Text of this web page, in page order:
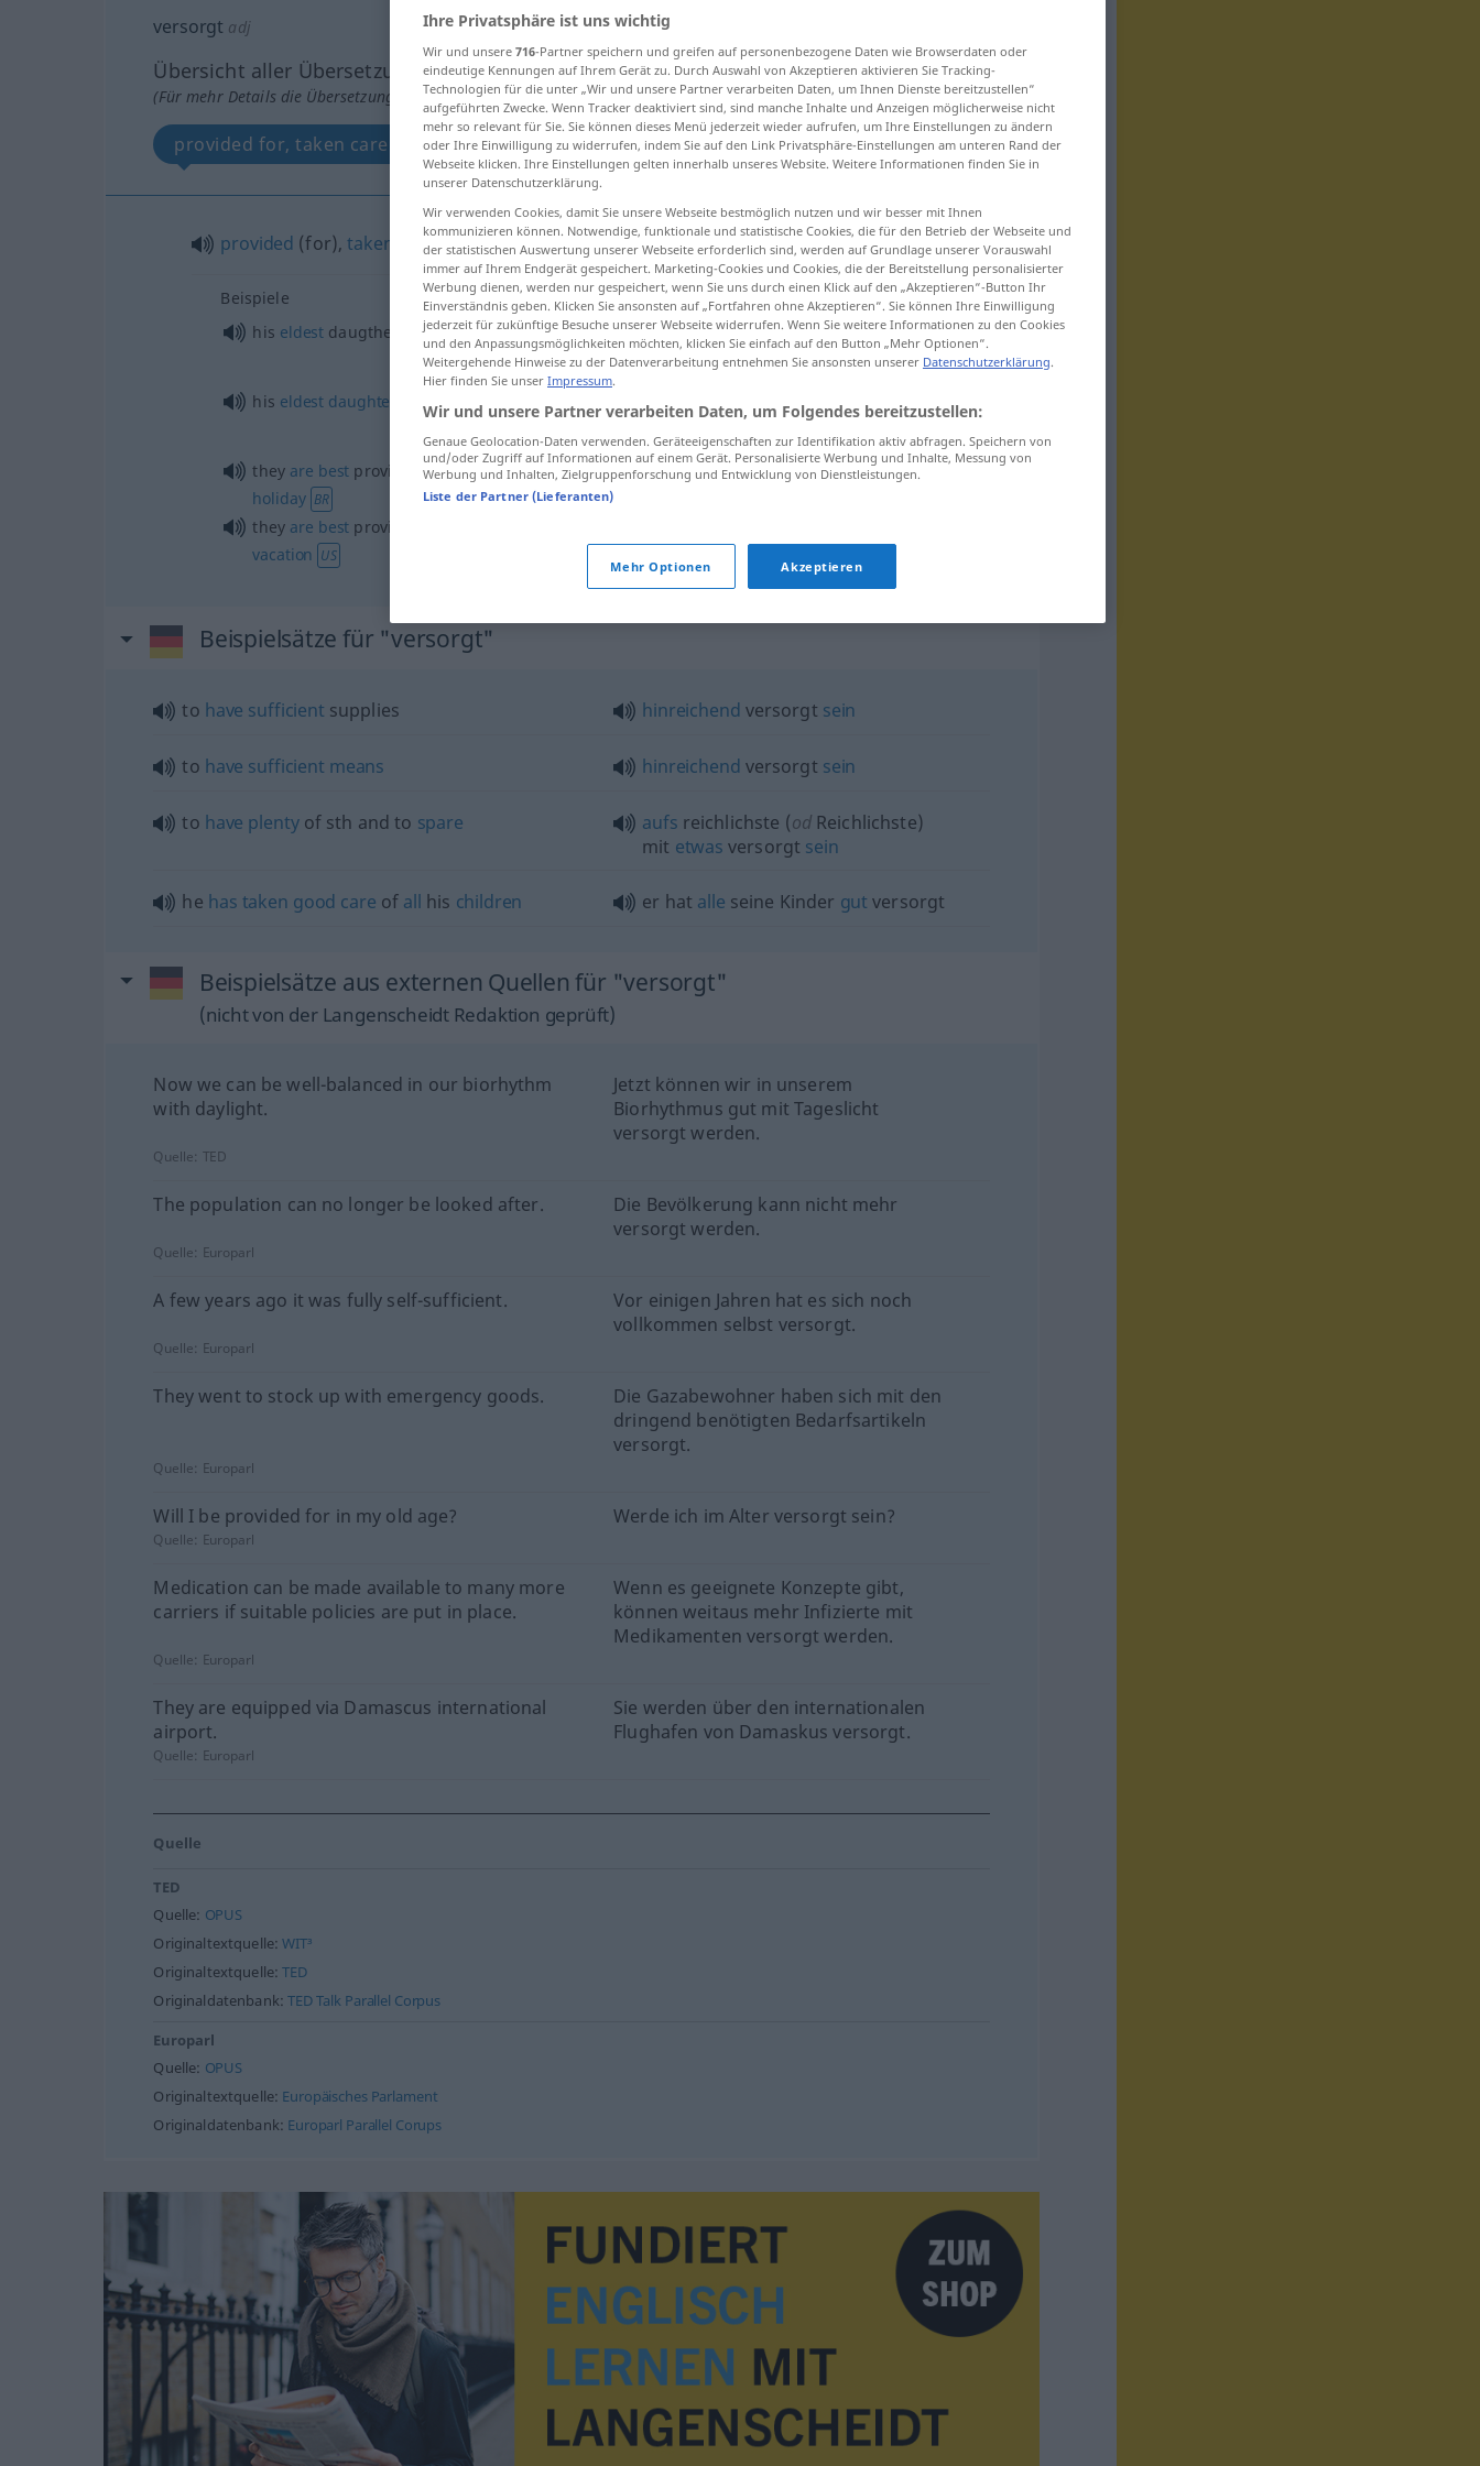
versorgt adj
Übersicht aller Übersetzungen
(Für mehr Details die Übersetzung anklicken/antippen)
provided for, taken care of
provided (for),taken careof versorgt
Beispiele
his eldest daugther is welltaken care of seineÄltesteistgut versorgt durch
Heirat
his eldest daughter well provided for gut
versorgt
they are best provided for there on their
holiday BR
they are best provided for there on their
vacation US
dort sind sie imUrlaubam besten
Beispielsätze für "versorgt"
to have sufficient supplies hinreichend versorgt sein
to have sufficient means hinreichend versorgt sein
to have plentyofsth and to spare aufs reichlichste (odReichlichste)
mit etwas versorgt sein
he has taken good care of all his children er hat alle seine Kinder gut versorgt
Beispielsätze aus externen Quellen für "versorgt"
(nicht von der Langenscheidt Redaktion geprüft)
Now we can be well-balanced in our biorhythm
with daylight.
Jetzt können wir in unserem
Biorhythmus gut mit Tageslicht
versorgt werden.
Quelle: TED
The population can no longer be looked after.
Die Bevölkerung kann nicht mehr
versorgt werden.
Quelle: Europarl
A few years ago it was fully self-sufficient.
Vor einigen Jahren hat es sich noch
vollkommen selbst versorgt.
Quelle: Europarl
They went to stock up with emergency goods.
Die Gazabewohner haben sich mit den
dringend benötigten Bedarfsartikeln
versorgt.
Quelle: Europarl
Will I be provided for in my old age? Werde ich im Alter versorgt sein?
Quelle: Europarl
Medication can be made available to many more
carriers if suitable policies are put in place.
Wenn es geeignete Konzepte gibt,
können weitaus mehr Infizierte mit
Medikamenten versorgt werden.
Quelle: Europarl
They are equipped via Damascus international
airport.
Sie werden über den internationalen
Flughafen von Damaskus versorgt.
Quelle: Europarl
Quelle
TED
Quelle: OPUS
Originaltextquelle:WIT³
Originaltextquelle:TED
Originaldatenbank:TED Talk Parallel Corpus
Europarl
Quelle: OPUS
Originaltextquelle: Europäisches Parlament
Originaldatenbank: Europarl Parallel Corups
Ihre Privatsphäre ist uns wichtig
Wir und unsere 716-Partner speichern und greifen auf personenbezogene Daten wie Browserdaten oder
eindeutige Kennungen auf Ihrem Gerät zu. Durch Auswahl von Akzeptieren aktivieren Sie Tracking-
Technologien für die unter „Wir und unsere Partner verarbeiten Daten, um Ihnen Dienste bereitzustellen“
aufgeführten Zwecke. Wenn Tracker deaktiviert sind, sind manche Inhalte und Anzeigen möglicherweise nicht
mehr so relevant für Sie. Sie können dieses Menü jederzeit wieder aufrufen, um Ihre Einstellungen zu ändern
oder Ihre Einwilligung zu widerrufen, indem Sie auf den Link Privatsphäre-Einstellungen am unteren Rand der
Webseite klicken. Ihre Einstellungen gelten innerhalb unseres Website. Weitere Informationen finden Sie in
unserer Datenschutzerklärung.
Wir verwenden Cookies, damit Sie unsere Webseite bestmöglich nutzen und wir besser mit Ihnen
kommunizieren können. Notwendige, funktionale und statistische Cookies, die für den Betrieb der Webseite und
der statistischen Auswertung unserer Webseite erforderlich sind, werden auf Grundlage unserer Vorauswahl
immer auf Ihrem Endgerät gespeichert. Marketing-Cookies und Cookies, die der Bereitstellung personalisierter
Werbung dienen, werden nur gespeichert, wenn Sie uns durch einen Klick auf den „Akzeptieren“-Button Ihr
Einverständnis geben. Klicken Sie ansonsten auf „Fortfahren ohne Akzeptieren“. Sie können Ihre Einwilligung
jederzeit für zukünftige Besuche unserer Webseite widerrufen. Wenn Sie weitere Informationen zu den Cookies
und den Anpassungsmöglichkeiten möchten, klicken Sie einfach auf den Button „Mehr Optionen“.
Weitergehende Hinweise zu der Datenverarbeitung entnehmen Sie ansonsten unserer Datenschutzerklärung.
Hier finden Sie unser Impressum.
Wir und unsere Partner verarbeiten Daten, um Folgendes bereitzustellen:
Genaue Geolocation-Daten verwenden. Geräteeigenschaften zur Identifikation aktiv abfragen. Speichern von
und/oder Zugriff auf Informationen auf einem Gerät. Personalisierte Werbung und Inhalte, Messung von
Werbung und Inhalten, Zielgruppenforschung und Entwicklung von Dienstleistungen.
Liste der Partner (Lieferanten)
Mehr Optionen Akzeptieren